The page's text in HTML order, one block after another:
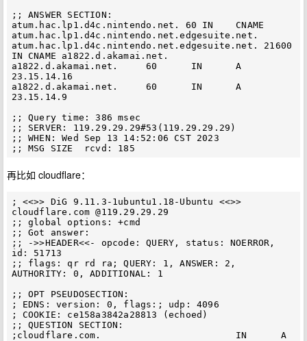
;; ANSWER SECTION:
atum.hac.lp1.d4c.nintendo.net. 60 IN    CNAME
atum.hac.lp1.d4c.nintendo.net.edgesuite.net.
atum.hac.lp1.d4c.nintendo.net.edgesuite.net. 21600
IN CNAME a1822.d.akamai.net.
a1822.d.akamai.net.     60      IN      A
23.15.14.16
a1822.d.akamai.net.     60      IN      A
23.15.14.9
;; Query time: 386 msec
;; SERVER: 119.29.29.29#53(119.29.29.29)
;; WHEN: Wed Sep 13 14:52:06 CST 2023
再比如 cloudflare：
; <<>> DiG 9.11.3-1ubuntu1.18-Ubuntu <<>>
cloudflare.com @119.29.29.29
;; global options: +cmd
;; Got answer:
;; ->>HEADER<<- opcode: QUERY, status: NOERROR,
id: 51713
;; flags: qr rd ra; QUERY: 1, ANSWER: 2,
AUTHORITY: 0, ADDITIONAL: 1
;; OPT PSEUDOSECTION:
; EDNS: version: 0, flags:; udp: 4096
; COOKIE: ce158a3842a28813 (echoed)
;; QUESTION SECTION:
;cloudflare.com.                        IN      A